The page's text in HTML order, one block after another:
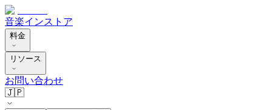
音楽インストア
料金
リソース
お問い合わせ
🇯🇵